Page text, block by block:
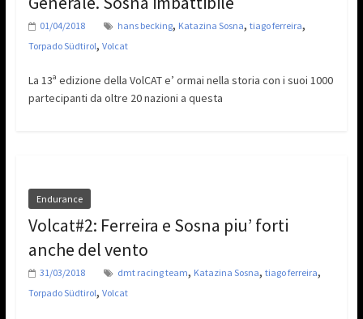
01/04/2018 hans becking, Katazina Sosna, tiago ferreira,
Torpado Südtirol, Volcat
La 13ª edizione della VolCAT e’ ormai nella storia con i suoi 1000
partecipanti da oltre 20 nazioni a questa
Endurance
Volcat#2: Ferreira e Sosna piu’ forti
anche del vento
31/03/2018 dmt racing team, Katazina Sosna, tiago ferreira,
Torpado Südtirol, Volcat